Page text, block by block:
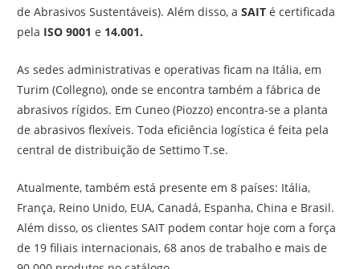
de Abrasivos Sustentáveis). Além disso, aSAIT é certificada
pela ISO 9001 e 14.001.
As sedes administrativas e operativas ficam na Itália, em
Turim (Collegno), onde se encontra também a fábrica de
abrasivos rígidos. Em Cuneo (Piozzo) encontra-se a planta
de abrasivos flexíveis. Toda eficiência logística é feita pela
central de distribuição de Settimo T.se.
Atualmente, também está presente em 8 países: Itália,
França, Reino Unido, EUA, Canadá, Espanha, China e Brasil.
Além disso, os clientes SAIT podem contar hoje com a força
de 19 filiais internacionais, 68 anos de trabalho e mais de